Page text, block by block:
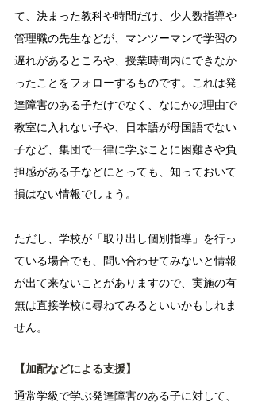
て、決まった教科や時間だけ、少人数指導や
管理職の先生などが、マンツーマンで学習の
遅れがあるところや、授業時間内にできなか
ったことをフォローするものです。これは発
達障害のある子だけでなく、なにかの理由で
教室に入れない子や、日本語が母国語でない
子など、集団で一律に学ぶことに困難さや負
担感がある子などにとっても、知っておいて
損はない情報でしょう。
ただし、学校が「取り出し個別指導」を行っ
ている場合でも、問い合わせてみないと情報
が出て来ないことがありますので、実施の有
無は直接学校に尋ねてみるといいかもしれま
せん。
【加配などによる支援】
通常学級で学ぶ発達障害のある子に対して、